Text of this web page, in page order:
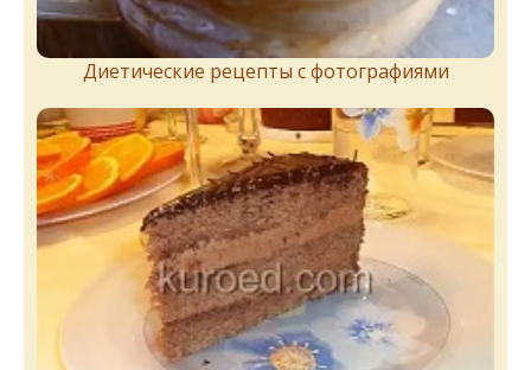
Диетические рецепты с фотографиями